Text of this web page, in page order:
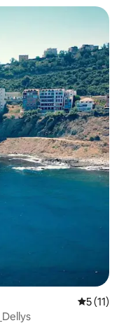
5 de uma
5 (11)